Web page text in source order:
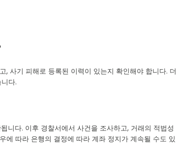
사기 피해로 등록된 이력이 있는지 확인해야 합니다. 더
다.
니다. 이후 경찰서에서 사건을 조사하고, 거래의 적법성
에 따라 은행의 결정에 따라 계좌 정지가 계속될 수도 있